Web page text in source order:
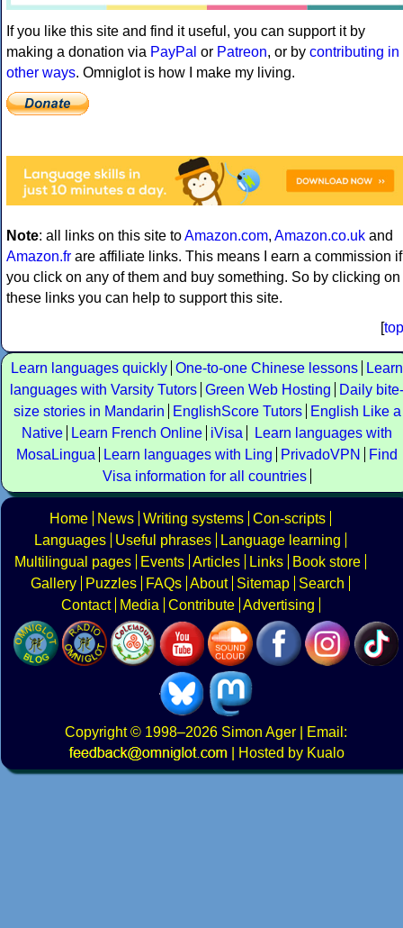
If you like this site and find it useful, you can support it by
making a donation via PayPal or Patreon, or by contributing in
other ways. Omniglot is how I make my living.
Note: all links on this site toAmazon.com, Amazon.co.uk and
Amazon.fr are affiliate links. This means I earn a commission if
you click on any of them and buy something. So by clicking on
these links you can help to support this site.
[top
Learn languages quickly One-to-one Chinese lessons
Learn
languages with Varsity Tutors Green Web Hosting
Daily bite-
size stories in Mandarin
EnglishScore Tutors
English Like a
Native
Learn French Online iVisa
Learn languages with
MosaLingua
Learn languages with Ling PrivadoVPN
Find
Visa information for all countries
Home News Writing systems Con-scripts
Languages
Useful phrases
Language learning
Multilingual pages
Events Articles Links
Book store
Gallery
Puzzles FAQs About Sitemap
Search
Contact
Media Contribute Advertising
Copyright© 1998–2026 Simon Ager | Email:
|
Hosted by Kualo